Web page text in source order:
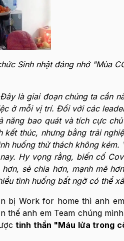
Sinh nhật đáng nhớ "Mùa
Đây là giai đoạn chúng ta cần
ở mỗi vị trí. Đối với các
năng bao quát và tích cực
thúc, nhưng bằng trải
huống thử thách không kém.
Hy vọng rằng, biến cố
sẻ chia hơn, mạnh mẽ
tình huống bất ngờ có thể
bị Work for home thì anh
thế anh em Team chúng
tinh thần "Máu lửa trong